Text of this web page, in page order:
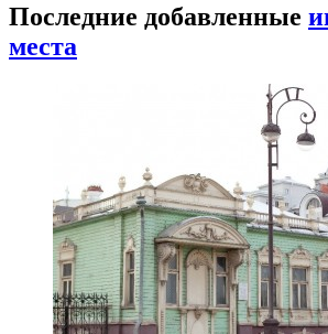
Последние добавленные
места